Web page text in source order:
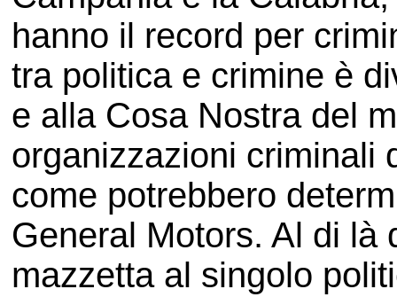
hanno il record per
tra politica e crimine è
e alla Cosa Nostra del
organizzazioni criminali
come potrebbero
General Motors. Al di là
mazzetta al singolo